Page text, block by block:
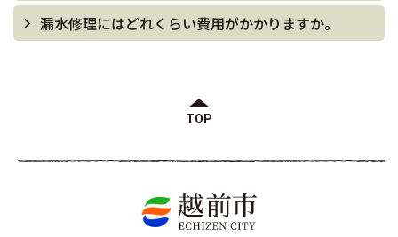
漏水修理にはどれくらい費用がかかりますか。
TOP